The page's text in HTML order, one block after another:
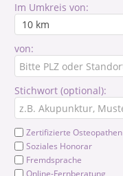
Im Umkreis von:
von:
Stichwort (optional):
Zertifizierte Osteopathen
Soziales Honorar
Fremdsprache
Online-Fernberatung